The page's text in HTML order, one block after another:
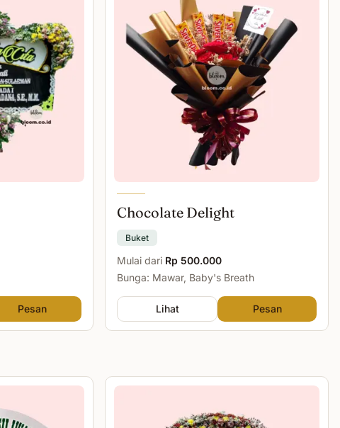
Pesan
Chocolate Delight
Buket
Mulai dari Rp 500.000
Bunga: Mawar, Baby's Breath
Lihat Pesan